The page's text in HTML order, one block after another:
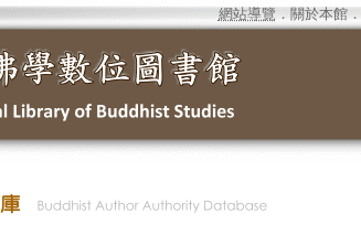
網站導覽 ． 關於本館．